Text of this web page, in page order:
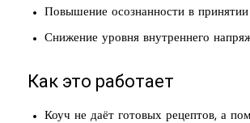
Повышение осознанности в
Снижение уровня внутреннего
Как это работает
Коуч не даёт готовых рецептов, а